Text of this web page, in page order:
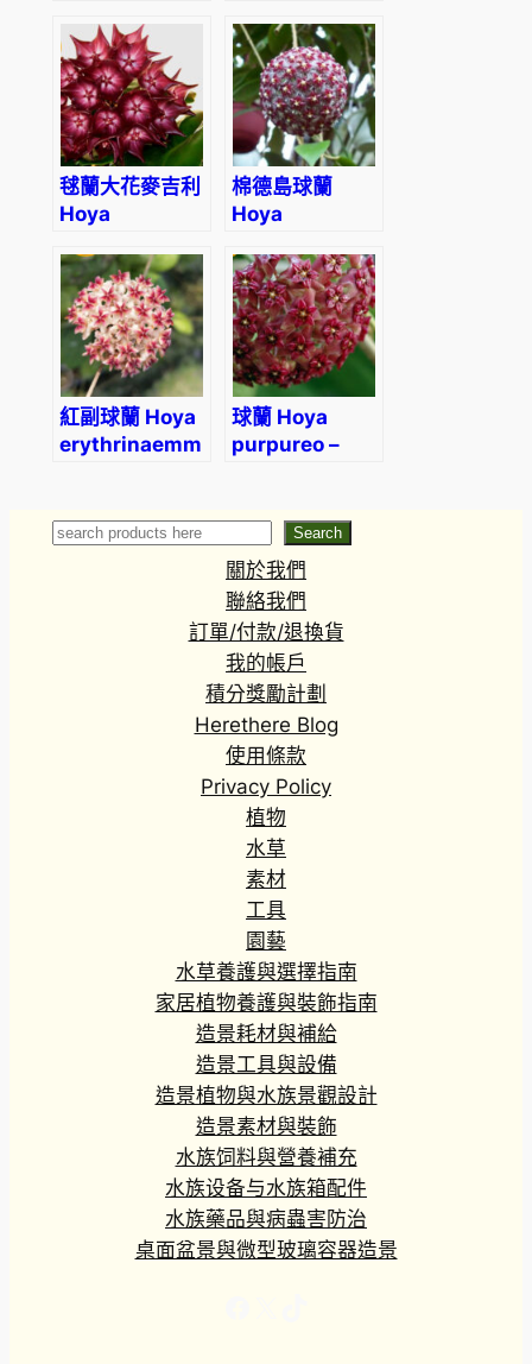
‘regalis’
毬蘭大花麥吉利
Hoya
棉德島球蘭
Hoya
purple
紅副球蘭 Hoya
erythrinaemma
球蘭 Hoya
purpureo –
Search Search
關於我們
聯絡我們
訂單/付款/退換貨
我的帳戶
積分獎勵計劃
Herethere Blog
使用條款
Privacy Policy
植物
水草
素材
工具
園藝
水草養護與選擇指南
家居植物養護與裝飾指南
造景耗材與補給
造景工具與設備
造景植物與水族景觀設計
造景素材與裝飾
水族饲料與營養補充
水族设备与水族箱配件
水族藥品與病蟲害防治
桌面盆景與微型玻璃容器造景